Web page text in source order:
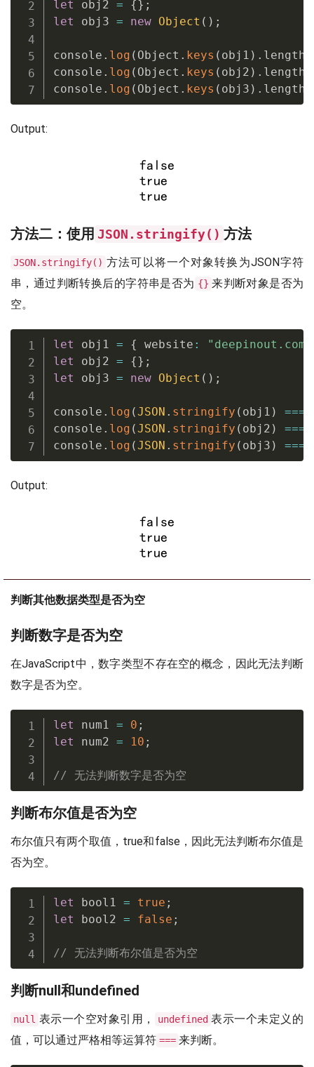
let obj2 = {} ;
let obj3 = new Object ( ) ;
console . log ( Object . keys ( obj1 ) . length
console . log ( Object . keys ( obj2 ) . length
console . log ( Object . keys ( obj3 ) . length
Output:
方法二：使用 JSON.stringify() 方法
JSON.stringify() 方法可以将一个对象转换为JSON字符
串，通过判断转换后的字符串是否为 {} 来判断对象是否为
空。
let obj1 = { website : "deepinout.com"
let obj2 = {} ;
let obj3 = new Object ( ) ;
console . log (JSON . stringify ( obj1 ) ===
console . log (JSON . stringify ( obj2 ) ===
console . log (JSON . stringify ( obj3 ) ===
Output:
判断其他数据类型是否为空
判断数字是否为空
在JavaScript中，数字类型不存在空的概念，因此无法判断
数字是否为空。
let num1 = 0 ;
let num2 = 10 ;
// 无法判断数字是否为空
判断布尔值是否为空
布尔值只有两个取值，true和false，因此无法判断布尔值是
否为空。
let bool1 = true ;
let bool2 = false ;
// 无法判断布尔值是否为空
判断null和undefined
null 表示一个空对象引用， undefined 表示一个未定义的
值，可以通过严格相等运算符 === 来判断。